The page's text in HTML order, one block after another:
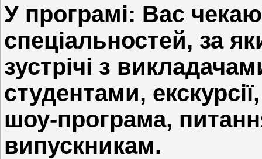
У програмі: Вас
спеціальностей, за
зустрічі з
студентами,
шоу-програма,
випускникам.